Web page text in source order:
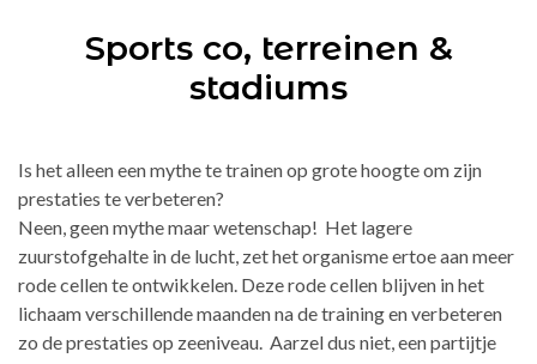
Sports co, terreinen &
stadiums
Is het alleen een mythe te trainen op grote hoogte om zijn
prestaties te verbeteren?
Neen, geen mythe maar wetenschap! Het lagere
zuurstofgehalte in de lucht, zet het organisme ertoe aan meer
rode cellen te ontwikkelen. Deze rode cellen blijven in het
lichaam verschillende maanden na de training en verbeteren
zo de prestaties op zeeniveau. Aarzel dus niet, een partijtje